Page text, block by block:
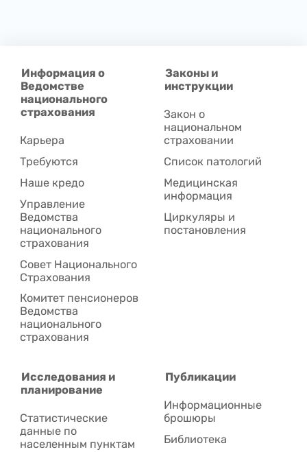
Информация о
Ведомстве
национального
страхования
Карьера
Требуются
Наше кредо
Управление
Ведомства
национального
страхования
Совет Национального
Cтрахования
Комитет пенсионеров
Ведомства
национального
страхования
Законы и
инструкции
Закон о
национальном
страховании
Список патологий
Медицинская
информация
Циркуляры и
постановления
Исследования и
планирование
Статистические
данные по
населенным пунктам
Публикации
Информационные
брошюры
Библиотека